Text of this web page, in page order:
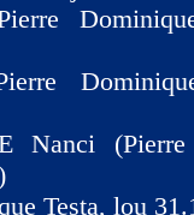
Nanci (Pierre
Testa, lou